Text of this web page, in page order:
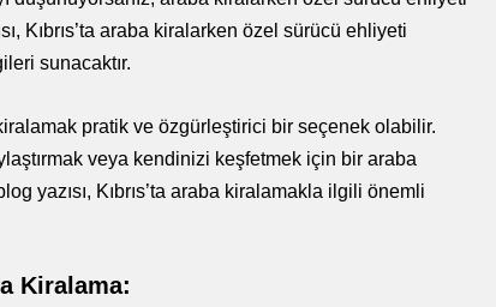
Kıbrıs’ta araba kiralarken özel sürücü ehliyeti
sunacaktır.
pratik ve özgürleştirici bir seçenek olabilir.
veya kendinizi keşfetmek için bir araba
yazısı, Kıbrıs’ta araba kiralamakla ilgili önemli
Kiralama: